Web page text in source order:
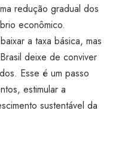
redução gradual dos
econômico.
a taxa básica, mas
deixe de conviver
Esse é um passo
estimular a
sustentável da